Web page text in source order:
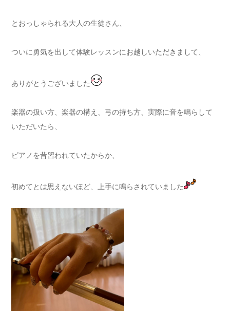
とおっしゃられる大人の生徒さん、
ついに勇気を出して体験レッスンにお越しいただきまして、
ありがとうございました
楽器の扱い方、楽器の構え、弓の持ち方、実際に音を鳴らして
いただいたら、
ピアノを昔習われていたからか、
初めてとは思えないほど、上手に鳴らされていました